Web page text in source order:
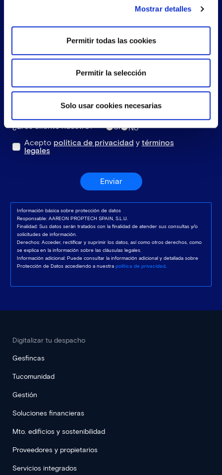
Mostrar detalles
Permitir todas las cookies
Permitir la selección
Solo usar cookies necesarias
¿Eres cliente nuestro? Sí
No
Acepto política de privacidad y términos
legales
Enviar
Información básica sobre protección de datos
Responsable: AAREON PROPTECH SPAIN, S.L.U.
Finalidad: Sus datos serán tratados con la finalidad de atender sus consultas y/o
solicitudes de información.
Derechos: Acceder, rectificar y suprimir los datos, así como otros derechos, como
se explica en la información sobre las cláusulas legales.
Información adicional: Puede consultar la información adicional y detallada sobre
Protección de Datos accediendo a nuestra política de privacidad.
Digitalizar tu despacho
Gesfincas
Tucomunidad
Gestión
Soluciones financieras
Mto. edificios y sostenibilidad
Proveedores y propietarios
Servicios integrados